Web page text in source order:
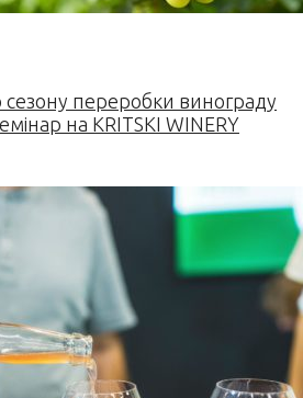
сезону переробки винограду
на KRITSKI WINERY